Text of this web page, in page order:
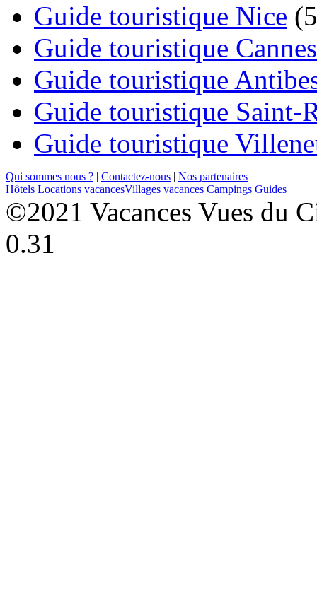
Guide touristique Nice
Guide touristique Cannes
Guide touristique
Guide touristique Saint-
Guide touristique
Qui sommes nous ? Contactez-nous
Nos partenaires
Hôtels Locations vacancesVillages vacances Campings Guides
©2021 Vacances Vues du
0.31